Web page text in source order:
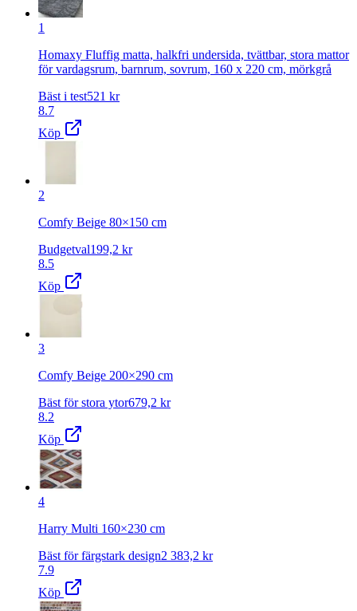
1
Homaxy Fluffig matta, halkfri undersida, tvättbar, stora mattor
för vardagsrum, barnrum, sovrum, 160 x 220 cm, mörkgrå
Bäst i test521 kr
8.7
Köp
2
Comfy Beige 80×150 cm
Budgetval199,2 kr
8.5
Köp
3
Comfy Beige 200×290 cm
Bäst för stora ytor679,2 kr
8.2
Köp
4
Harry Multi 160×230 cm
Bäst för färgstark design2 383,2 kr
7.9
Köp